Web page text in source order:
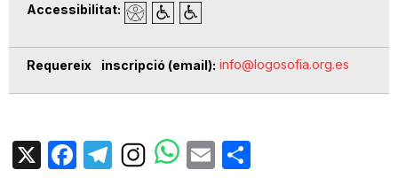
Accessibilitat
Requereix inscripció (email) info@logosofia.org.es
X Facebook
TelegramEmail